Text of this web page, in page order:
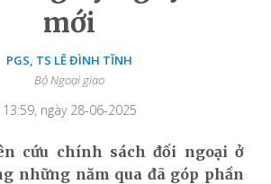
mới
PGS, TS LÊ ĐÌNH TĨNH
Bộ Ngoại giao
13:59, ngày 28-06-2025
cứu chính sách đối ngoại ở
những năm qua đã góp phần